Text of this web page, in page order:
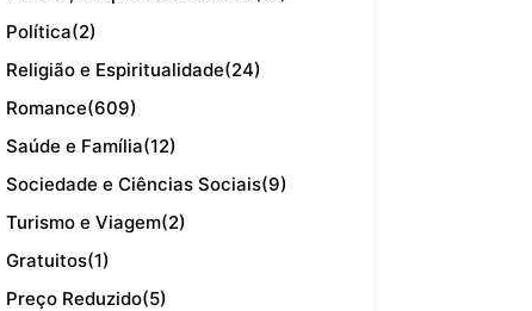
Política(2)
Religião e Espiritualidade(24)
Romance(609)
Saúde e Família(12)
Sociedade e Ciências Sociais(9)
Turismo e Viagem(2)
Gratuitos(1)
Preço Reduzido(5)